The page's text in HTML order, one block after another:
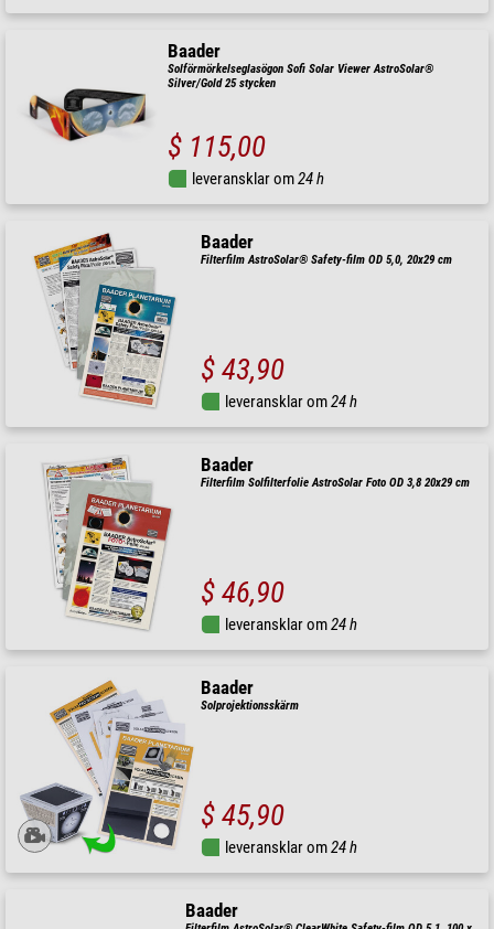
Baader
Solförmörkelseglasögon Sofi Solar Viewer AstroSolar®
Silver/Gold 25 stycken
$ 115,00
leveransklar om24 h
Baader
Filterfilm AstroSolar® Safety-film OD 5,0, 20x29 cm
$ 43,90
leveransklar om24 h
Baader
Filterfilm Solfilterfolie AstroSolar Foto OD 3,8 20x29 cm
$ 46,90
leveransklar om24 h
Baader
Solprojektionsskärm
$ 45,90
leveransklar om24 h
Baader